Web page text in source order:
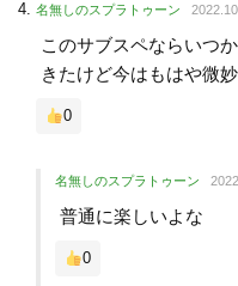
名無しのスプラトゥーン
このサブスペならいつ
きたけど今はもはや微
0
名無しのスプラトゥーン
普通に楽しいよな
0